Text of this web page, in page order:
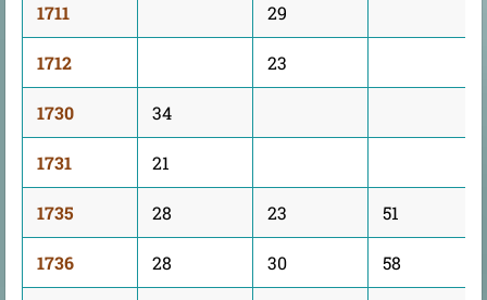
1711 29
1712 23
1730 34
1731 21
1735 28 23 51
1736 28 30 58